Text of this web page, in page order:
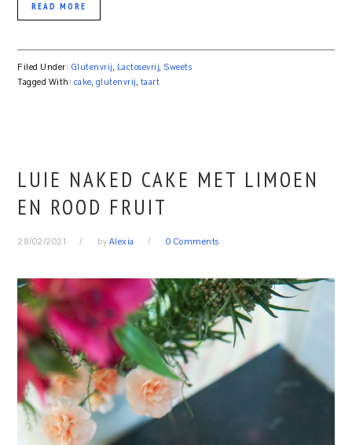
READ MORE
Filed Under: Glutenvrij, Lactosevrij,Sweets
Tagged With: cake, glutenvrij, taart
LUIE NAKED CAKE MET LIMOEN
EN ROOD FRUIT
28/02/2021 by Alexia 0 Comments